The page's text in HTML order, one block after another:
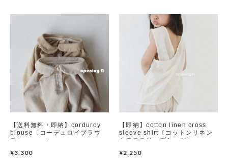
Hat / Cap
Socks
Shoes
Bag
Accessories / Goods
【送料無料・即納】corduroy
blouse〔コーデュロイブラウ
ス〕 opening n
¥3,300
【即納】cotton linen cross
sleeve shirt〔コットンリネン
クロススリーブシャツ〕
¥2,250